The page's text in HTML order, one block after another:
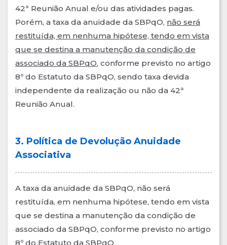
42ª Reunião Anual e/ou das atividades pagas.
Porém, a taxa da anuidade da SBPqO, não será
restituída, em nenhuma hipótese, tendo em vista
que se destina a manutenção da condição de
associado da SBPqO, conforme previsto no artigo
8º do Estatuto da SBPqO, sendo taxa devida
independente da realização ou não da 42ª
Reunião Anual.
3. Política de Devolução Anuidade
Associativa
A taxa da anuidade da SBPqO, não será
restituída, em nenhuma hipótese, tendo em vista
que se destina a manutenção da condição de
associado da SBPqO, conforme previsto no artigo
8º do Estatuto da SBPqO.